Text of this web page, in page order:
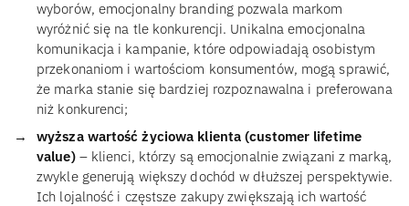
wyborów, emocjonalny branding pozwala markom
wyróżnić się na tle konkurencji. Unikalna emocjonalna
komunikacja i kampanie, które odpowiadają osobistym
przekonaniom i wartościom konsumentów, mogą sprawić,
że marka stanie się bardziej rozpoznawalna i preferowana
niż konkurenci;
wyższa wartość życiowa klienta (customer lifetime
value)– klienci, którzy są emocjonalnie związani z marką,
zwykle generują większy dochód w dłuższej perspektywie.
Ich lojalność i częstsze zakupy zwiększają ich wartość